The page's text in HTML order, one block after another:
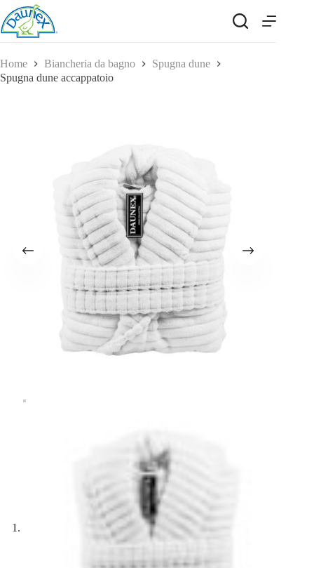
Salta
al
contenuto
Home Biancheria da bagno
Spugna dune
Spugna dune accappatoio